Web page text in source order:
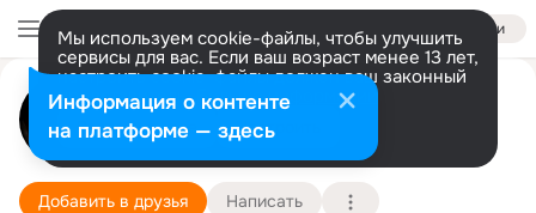
Войти
Мы используем cookie-файлы, чтобы улучшить
сервисы для вас. Если ваш возраст менее 13 лет,
настроить cookie-файлы должен ваш законный
представитель. Больше информации
Разрешить все Настроить
Анна Глухенькая (Парфинович)
Краснодар 9 марта Подробнее
Добавить в друзья Написать
Информация о контенте
на платформе — здесь